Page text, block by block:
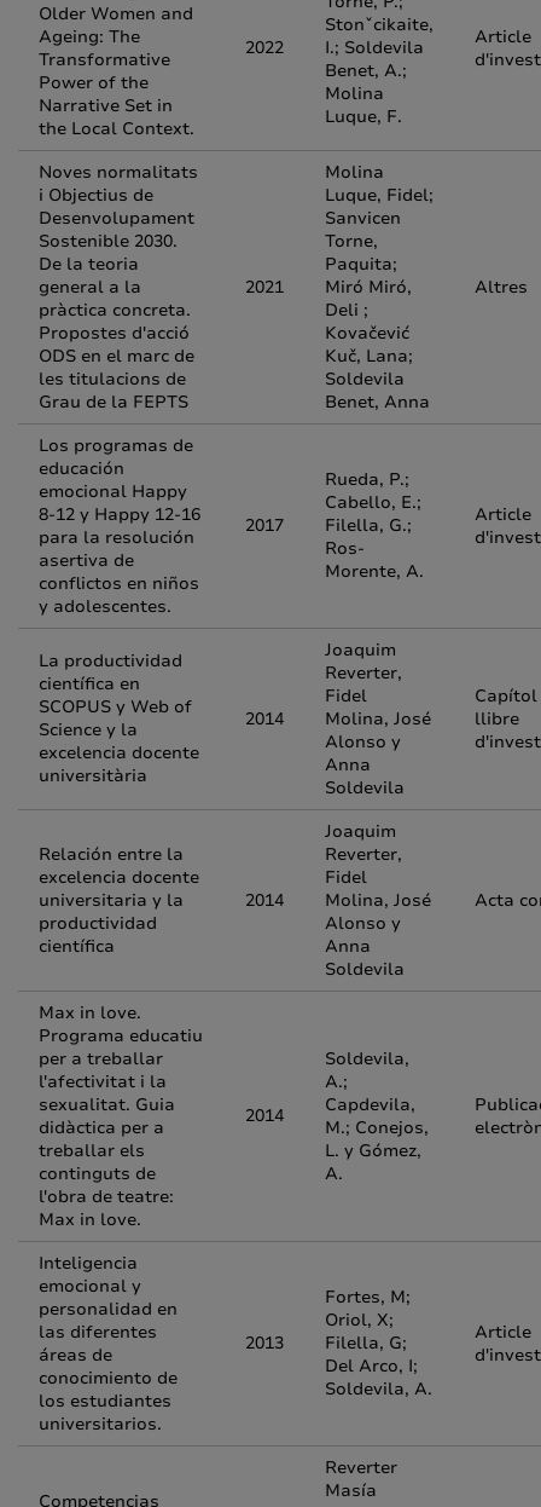
Older Women and
Ageing: The
Transformative
Power of the
Narrative Set in
the Local Context.
2022
Stonˇcikaite,
I.; Soldevila
Benet, A.;
Molina
Luque, F.
Article
Noves normalitats
i Objectius de
Desenvolupament
Sostenible 2030.
De la teoria
general a la
pràctica concreta.
Propostes d'acció
ODS en el marc de
les titulacions de
Grau de la FEPTS
2021
Molina
Luque, Fidel;
Sanvicen
Torne,
Paquita;
Miró Miró,
Deli ;
Kovačević
Kuč, Lana;
Soldevila
Benet, Anna
Altres
Los programas de
educación
emocional Happy
8-12 y Happy 12-16
para la resolución
asertiva de
conflictos en niños
y adolescentes.
2017
Rueda, P.;
Cabello, E.;
Filella, G.;
Ros-
Morente, A.
Article
La productividad
científica en
SCOPUS y Web of
Science y la
excelencia docente
universitària
2014
Joaquim
Reverter,
Fidel
Molina, José
Alonso y
Anna
Soldevila
Capítol
llibre
Relación entre la
excelencia docente
universitaria y la
productividad
científica
2014
Joaquim
Reverter,
Fidel
Molina, José
Alonso y
Anna
Soldevila
Acta
Max in love.
Programa educatiu
per a treballar
l'afectivitat i la
sexualitat. Guia
didàctica per a
treballar els
continguts de
l'obra de teatre:
Max in love.
2014
Soldevila,
A.;
Capdevila,
M.; Conejos,
L. y Gómez,
A.
Inteligencia
emocional y
personalidad en
las diferentes
áreas de
conocimiento de
los estudiantes
universitarios.
2013
Fortes, M;
Oriol, X;
Filella, G;
Del Arco, I;
Soldevila, A.
Article
Competencias
Reverter
Masía